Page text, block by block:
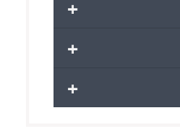
+
+
+